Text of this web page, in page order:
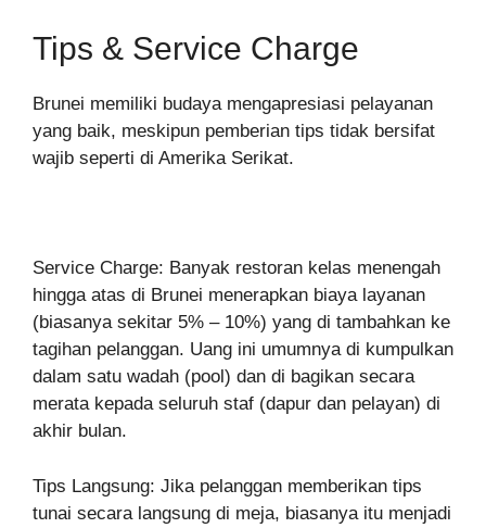
Tips & Service Charge
Brunei memiliki budaya mengapresiasi pelayanan
yang baik, meskipun pemberian tips tidak bersifat
wajib seperti di Amerika Serikat.
Service Charge: Banyak restoran kelas menengah
hingga atas di Brunei menerapkan biaya layanan
(biasanya sekitar 5% – 10%) yang di tambahkan ke
tagihan pelanggan. Uang ini umumnya di kumpulkan
dalam satu wadah (pool) dan di bagikan secara
merata kepada seluruh staf (dapur dan pelayan) di
akhir bulan.
Tips Langsung: Jika pelanggan memberikan tips
tunai secara langsung di meja, biasanya itu menjadi